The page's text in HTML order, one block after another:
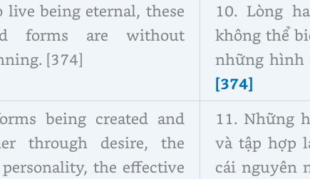
live being eternal, these
forms are without
[374]
10. Lòng
không thể
những hình
[374]
being created and
through desire, the
personality, the effective
11. Những
và tập hợp
cái nguyên